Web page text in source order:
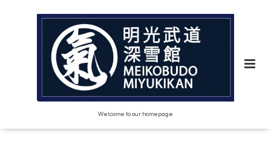
Welcome to our homepage